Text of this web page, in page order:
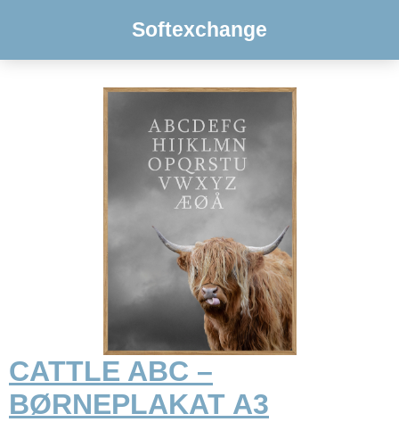
Softexchange
CATTLE ABC –
BØRNEPLAKAT A3